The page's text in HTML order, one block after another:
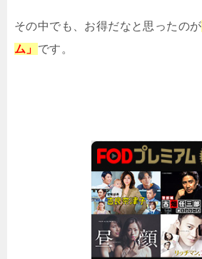
その中でも、お得だなと思ったのが
ム」 です。